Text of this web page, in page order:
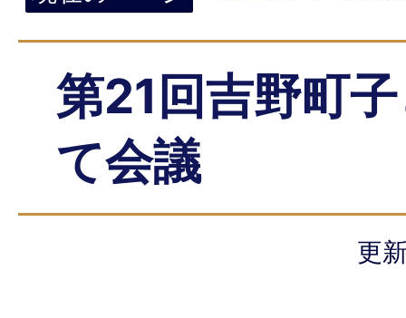
第21回吉野町
て会議
更